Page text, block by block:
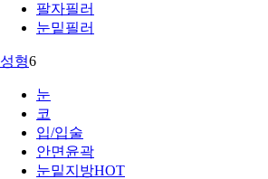
팔자필러
눈밑필러
성형6
눈
코
입/입술
안면윤곽
눈밑지방HOT